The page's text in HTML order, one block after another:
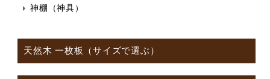
神棚（神具）
天然木 一枚板（サイズで選ぶ）